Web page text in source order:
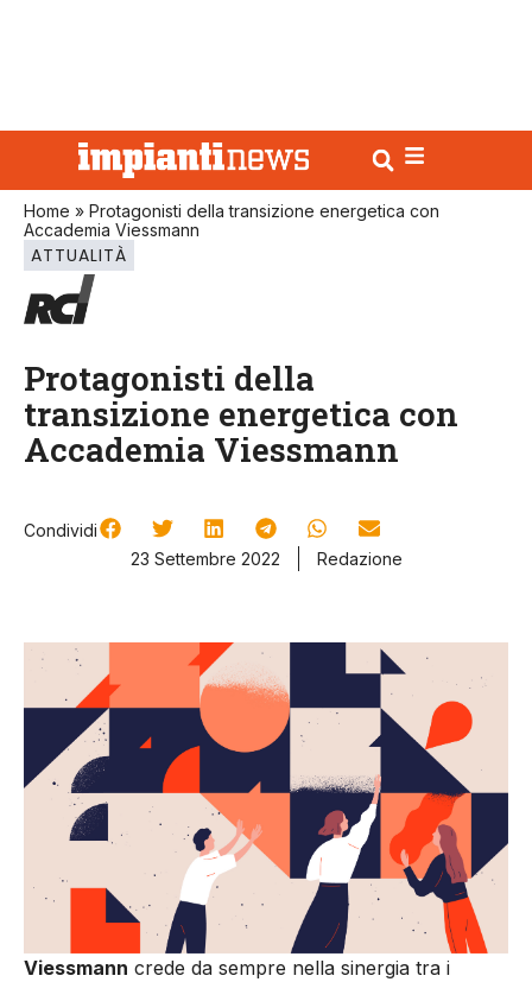
Home » Protagonisti della transizione energetica con
Accademia Viessmann
ATTUALITÀ
Protagonisti della
transizione energetica con
Accademia Viessmann
Condividi
23 Settembre 2022
Redazione
Viessmann crede da sempre nella sinergia tra i